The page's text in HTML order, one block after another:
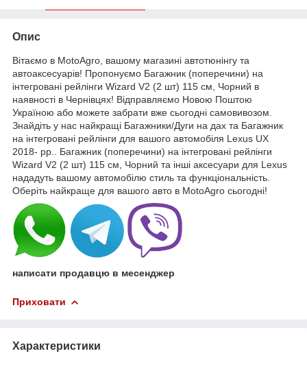
Опис
Вітаємо в MotoAgro, вашому магазині автотюнінгу та
автоаксесуарів! Пропонуємо Багажник (поперечини) на
інтегровані рейлінги Wizard V2 (2 шт) 115 см, Чорний в
наявності в Чернівцях! Відправляємо Новою Поштою
Україною або можете забрати вже сьогодні самовивозом.
Знайдіть у нас найкращі Багажники/Дуги на дах та Багажник
на інтегровані рейлінги для вашого автомобіля Lexus UX
2018- рр.. Багажник (поперечини) на інтегровані рейлінги
Wizard V2 (2 шт) 115 см, Чорний та інші аксесуари для Lexus
нададуть вашому автомобілю стиль та функціональність.
Оберіть найкраще для вашого авто в MotoAgro сьогодні!
написати продавцю в месенджер
Приховати
Характеристики